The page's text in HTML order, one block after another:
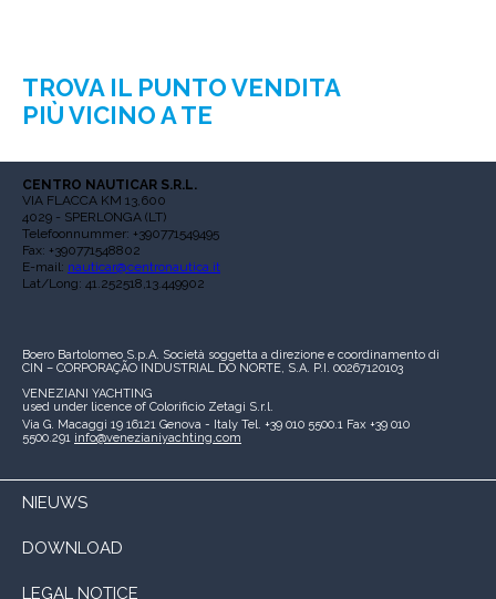
TROVA IL PUNTO VENDITA
PIÙ VICINO A TE
CENTRO NAUTICAR S.R.L.
VIA FLACCA KM 13,600
4029 - SPERLONGA (LT)
Telefoonnummer: +390771549495
Fax: +390771548802
E-mail: nauticar@centronautica.it
Lat/Long: 41.252518,13.449902
Boero Bartolomeo S.p.A. Società soggetta a direzione e coordinamento di
CIN – CORPORAÇÃO INDUSTRIAL DO NORTE, S.A. P.I. 00267120103
VENEZIANI YACHTING
used under licence of Colorificio Zetagi S.r.l.
Via G. Macaggi 19 16121 Genova - Italy Tel. +39 010 5500.1 Fax +39 010
5500.291 info@venezianiyachting.com
NIEUWS
DOWNLOAD
LEGAL NOTICE